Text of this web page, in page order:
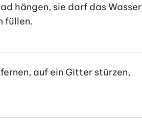
hängen, sie darf das Wasser
füllen.
auf ein Gitter stürzen,